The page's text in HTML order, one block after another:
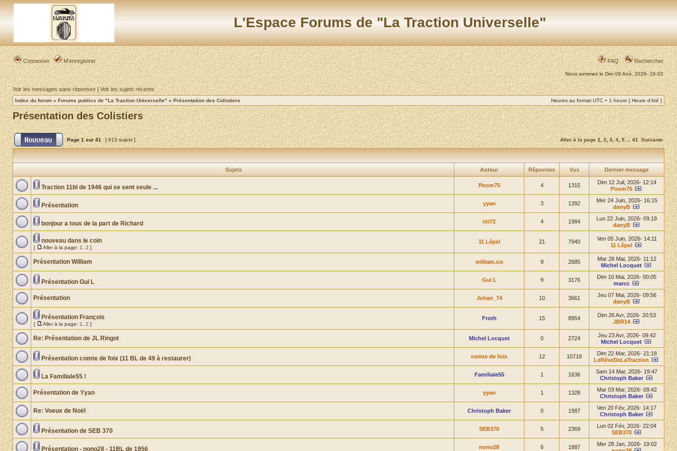
L'Espace Forums de "La Traction Universelle"
Connexion M’enregistrer FAQ Rechercher
Nous sommes le Dim 09 Aoû, 2026- 16:02
Voir les messages sans réponses|Voir les sujets récents
Index du forum » Forums publics de "La Traction Universelle" » Présentation des Colistiers Heures au format UTC + 1 heure [ Heure d’été ]
Présentation des Colistiers
Page1sur41 [ 613 sujets ] Aller à la page 1,2,3,4,5...41 Suivante
Sujets Auteur Réponses Vus Dernier message
Traction 11bl de 1946 qui se sent seule ... Poom75 4 1315
Dim 12 Juil, 2026- 12:14
Poom75
Présentation yyan 3 1392
Mer 24 Juin, 2026- 16:15
danyB
bonjour a tous de la part de Richard riri72 4 1984
Lun 22 Juin, 2026- 09:19
danyB
nouveau dans le coin
[ Aller à la page: 1 2 ]
11 Lépel 21 7940
Ven 05 Juin, 2026- 14:11
11 Lépel
Présentation William william.six 9 2685
Mar 26 Mai, 2026- 11:12
Michel Locquet
Présentation Gui L Gui L 9 3176
Dim 10 Mai, 2026- 00:05
marcc
Présentation Johan_74 10 3661
Jeu 07 Mai, 2026- 09:56
danyB
Présentation François
[ Aller à la page: 1 2 ]
Froth 15 8954
Dim 26 Avr, 2026- 20:53
JBR14
Re: Présentation de JL Ringot Michel Locquet 0 2724
Jeu 23 Avr, 2026- 09:42
Michel Locquet
Présentation comte de foix (11 BL de 49 à restaurer) comte de foix 12 10718
Dim 22 Mar, 2026- 21:18
LeRêveDeLaTraction
La Familiale55 ! Familiale55 1 1636
Sam 14 Mar, 2026- 19:47
Christoph Baker
Présentation de Yyan yyan 1 1328
Mar 03 Mar, 2026- 09:42
Christoph Baker
Re: Voeux de Noël Christoph Baker 0 1987
Ven 20 Fév, 2026- 14:17
Christoph Baker
Présentation de SEB 370 SEB370 5 2369
Lun 02 Fév, 2026- 22:04
SEB370
Présentation - nono28 - 11BL de 1956 nono28 6 1887
Mer 28 Jan, 2026- 19:02